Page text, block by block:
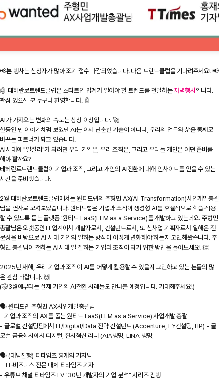
📢본 행사는 신청자가 많아 조기 접수 마감되었습니다. 다음 트렌드클럽을 기다려주세요! 📢
🤖 테헤란로트렌드클럽은 스타트업 업계가 알아야 할 트렌드를 전달하는 저녁행사입니다.
관심 있으신 분 누구나 환영합니다. 🤖
AI가 가져오는 변화의 속도는 상상 이상입니다. 🚀
한동안 먼 이야기처럼 보였던 AI는 이제 단순한 기술이 아니라, 우리의 업무와 삶을 통째로
바꾸는 파트너가 되고 있습니다.
AI시대에 "일잘러"가 되려면 우리 기업은, 우리 조직은, 그리고 우리들 개인은 어떤 준비를
해야 할까요?
테헤란로트렌드클럽이 기업과 조직, 그리고 개인의 AI전환에 대해 인사이트를 얻을 수 있는
시간을 준비했습니다.
2월 테헤란로트렌드클럽에서는 원티드랩의 주형민 AX(AI Transformation)사업개발총괄
님을 연사로 모셔보았습니다. 원티드랩은 기업과 조직이 생성형 AI를 효율적으로 학습·적용
할 수 있도록 돕는 플랫폼 '원티드 LaaS(LLM as a Service)를 개발하고 있는데요. 주형민
총괄님은 오랫동안 IT업계에서 개발자로서, 컨설턴트로서, 또 신사업 기획자로서 일해온 전
문성을 바탕으로 AI 시대 기업의 일하는 방식이 어떻게 변화해야 하는지 고민해왔습니다. 주
형민 총괄님이 전하는 AI시대 일 잘하는 기업과 조직이 되기 위한 방법을 들어보세요! 👏
2025년 새해, 우리 기업과 조직이 AI를 어떻게 활용할 수 있을지 고민하고 있는 분들의 많
은 관심 바랍니다. 🙌
(🤫3월에부터는 실제 기업의 AI전환 사례들도 만나볼 예정입니다. 기대해주세요!)
🗣️ 원티드랩 주형민 AX사업개발총괄님
- 기업과 조직의 AX를 돕는 원티드 LaaS(LLM as a Service) 사업개발 총괄
- 글로벌 컨설팅펌에서 IT/Digital/Data 전략 컨설턴트 (Accenture, EY컨설팅, HP) - 글
로벌 금융회사에서 디지털, 전사혁신 리더 (AIA생명, LINA 생명)
🗣️ (대담진행) 티타임즈 홍재의 기자님
- IT·비즈니스 전문 매체 티타임즈 기자
- 유튜브 채널 티타임즈TV "30년 개발자의 기업 분석" 시리즈 진행